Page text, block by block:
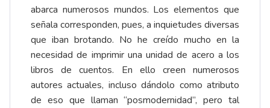
abarca numerosos mundos. Los elementos que
señala corresponden, pues, a inquietudes diversas
que iban brotando. No he creído mucho en la
necesidad de imprimir una unidad de acero a los
libros de cuentos. En ello creen numerosos
autores actuales, incluso dándolo como atributo
de eso que llaman “posmodernidad”, pero tal